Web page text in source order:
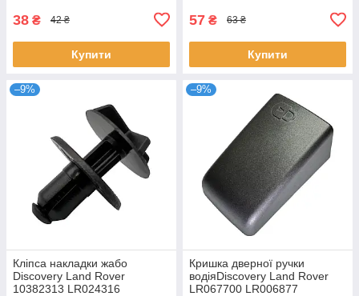
38 ₴ 42 ₴
Купити
57 ₴ 63 ₴
Купити
–9%
Кліпса накладки жабо
Discovery Land Rover
10382313 LR024316
–9%
Кришка дверної ручки
водіяDiscovery Land Rover
LR067700 LR006877